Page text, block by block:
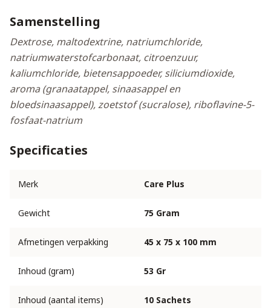
Samenstelling
Dextrose, maltodextrine, natriumchloride,
natriumwaterstofcarbonaat, citroenzuur,
kaliumchloride, bietensappoeder, siliciumdioxide,
aroma (granaatappel, sinaasappel en
bloedsinaasappel), zoetstof (sucralose), riboflavine-5-
fosfaat-natrium
Specificaties
Merk Care Plus
Gewicht 75 Gram
Afmetingen verpakking 45 x 75 x 100 mm
Inhoud (gram) 53 Gr
Inhoud (aantal items) 10 Sachets